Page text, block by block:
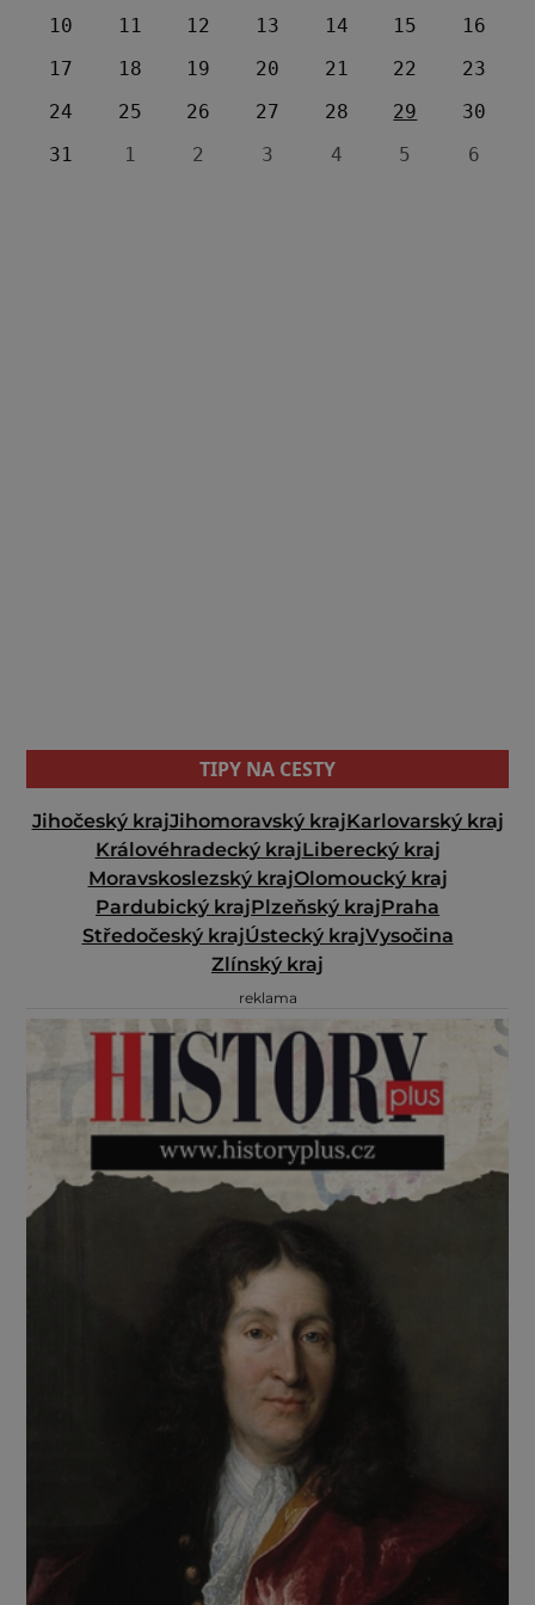
10
11 12 13 14 15
16
17
18 19 20 21 22
23
24
25 26 27 28 29
30
31
1 2 3 4 5 6
TIPY NA CESTY
Jihočeský krajJihomoravský krajKarlovarský kraj
Královéhradecký krajLiberecký kraj
Moravskoslezský krajOlomoucký kraj
Pardubický krajPlzeňský krajPraha
Středočeský krajÚstecký krajVysočina
Zlínský kraj
reklama